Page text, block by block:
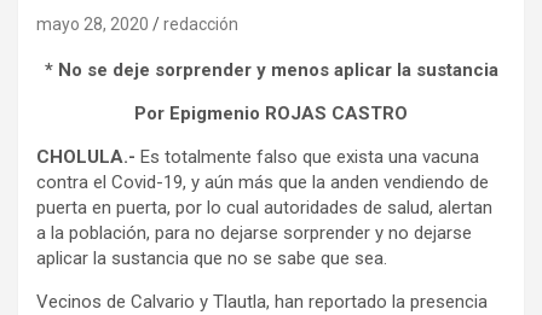
mayo 28, 2020 redacción
* No se deje sorprender y menos aplicar la sustancia
Por Epigmenio ROJAS CASTRO
CHOLULA.- Es totalmente falso que exista una vacuna
contra el Covid-19, y aún más que la anden vendiendo de
puerta en puerta, por lo cual autoridades de salud, alertan
a la población, para no dejarse sorprender y no dejarse
aplicar la sustancia que no se sabe que sea.
Vecinos de Calvario y Tlautla, han reportado la presencia